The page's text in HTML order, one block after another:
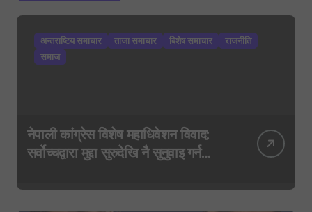
अन्तराष्टिय समाचार ताजा समाचार बिशेष समाचार
राजनीति
समाज
नेपाली कांग्रेस विशेष महाधिवेशन विवाद:
सर्वोच्चद्वारा मुद्दा सुरुदेखि नै सुनुवाइ गर्न